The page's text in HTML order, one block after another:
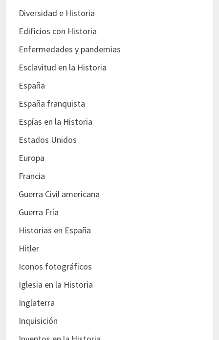
Diversidad e Historia
Edificios con Historia
Enfermedades y pandemias
Esclavitud en la Historia
España
España franquista
Espías en la Historia
Estados Unidos
Europa
Francia
Guerra Civil americana
Guerra Fría
Historias en España
Hitler
Iconos fotográficos
Iglesia en la Historia
Inglaterra
Inquisición